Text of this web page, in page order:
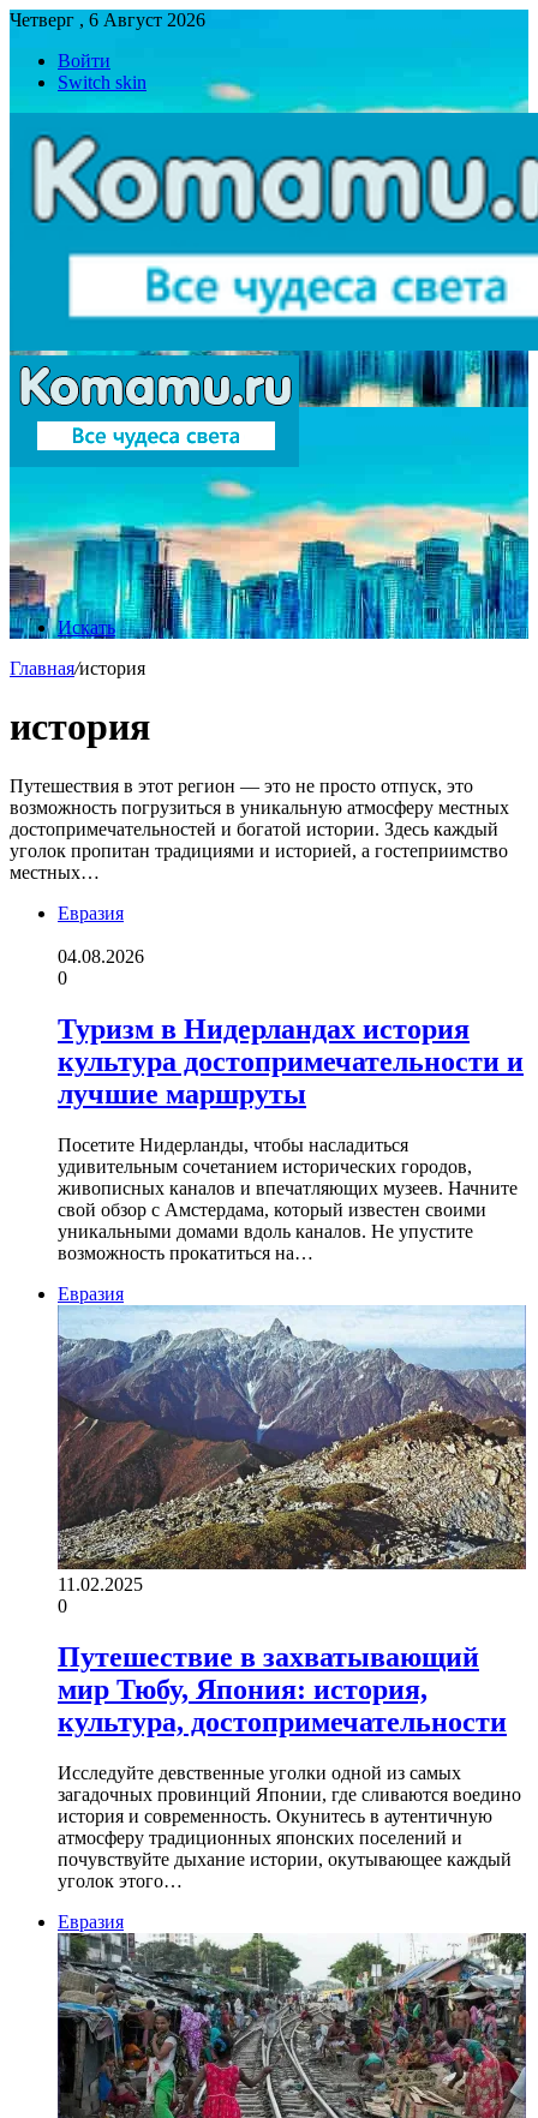
Четверг , 6 Август 2026
Войти
Switch skin
Искать
Главная/история
история
Путешествия в этот регион — это не просто отпуск, это
возможность погрузиться в уникальную атмосферу местных
достопримечательностей и богатой истории. Здесь каждый
уголок пропитан традициями и историей, а гостеприимство
местных…
Евразия
04.08.2026
0
Туризм в Нидерландах история
культура достопримечательности и
лучшие маршруты
Посетите Нидерланды, чтобы насладиться
удивительным сочетанием исторических городов,
живописных каналов и впечатляющих музеев. Начните
свой обзор с Амстердама, который известен своими
уникальными домами вдоль каналов. Не упустите
возможность прокатиться на…
Евразия
11.02.2025
0
Путешествие в захватывающий
мир Тюбу, Япония: история,
культура, достопримечательности
Исследуйте девственные уголки одной из самых
загадочных провинций Японии, где сливаются воедино
история и современность. Окунитесь в аутентичную
атмосферу традиционных японских поселений и
почувствуйте дыхание истории, окутывающее каждый
уголок этого…
Евразия